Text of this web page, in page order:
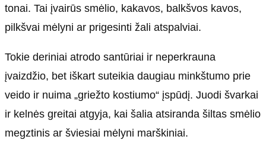
tonai. Tai įvairūs smėlio, kakavos, balkšvos kavos,
pilkšvai mėlyni ar prigesinti žali atspalviai.
Tokie deriniai atrodo santūriai ir neperkrauna
įvaizdžio, bet iškart suteikia daugiau minkštumo prie
veido ir nuima „griežto kostiumo“ įspūdį. Juodi švarkai
ir kelnės greitai atgyja, kai šalia atsiranda šiltas smėlio
megztinis ar šviesiai mėlyni marškiniai.